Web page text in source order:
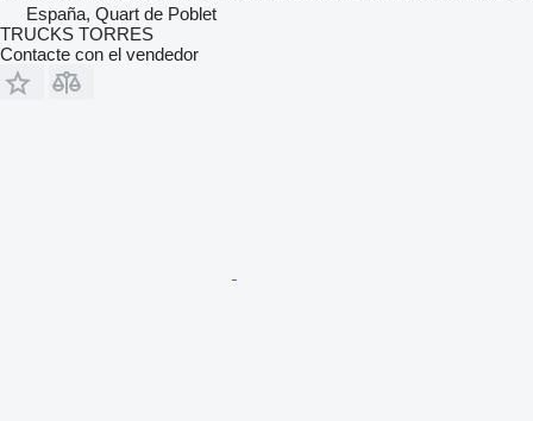
España, Quart de Poblet
TRUCKS TORRES
Contacte con el vendedor